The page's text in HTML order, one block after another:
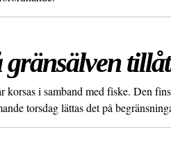
gränsälven
korsas i samband med fiske. Den
torsdag lättas det på